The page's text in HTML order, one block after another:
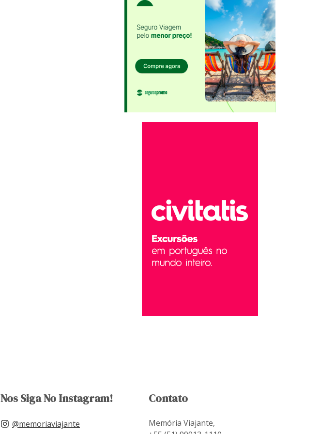
Nos Siga No Instagram!
@memoriaviajante
Contato
Memória Viajante,